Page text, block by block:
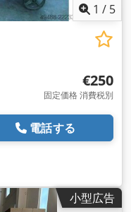
1 / 5
€250
固定価格 消費税別
電話する
小型広告